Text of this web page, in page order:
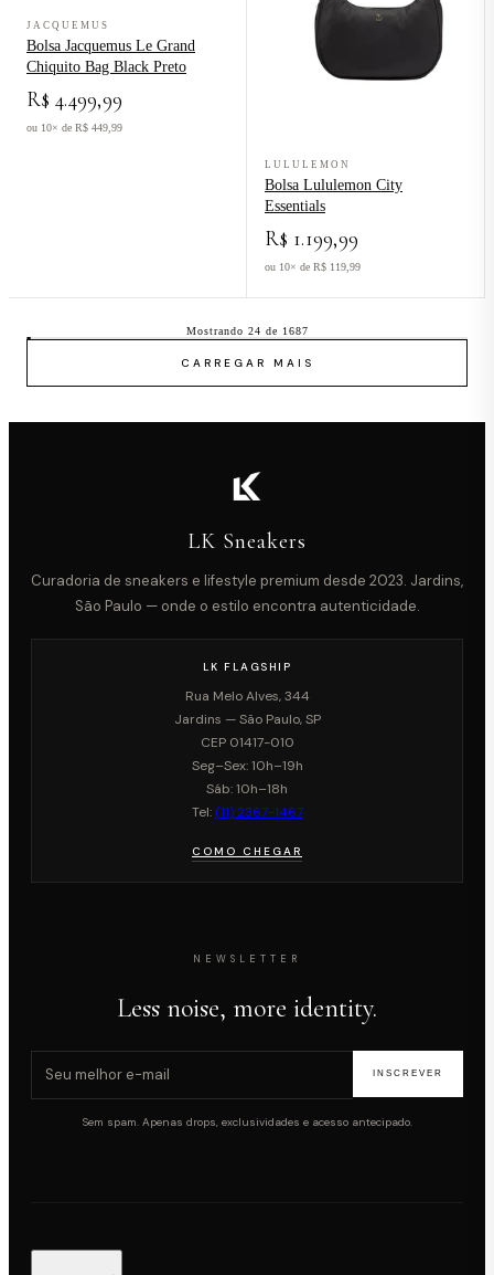
Ver produto Bolsa Jacquemus Le Grand Chiquito Bag Black Preto
JACQUEMUS
Bolsa Jacquemus Le Grand
Chiquito Bag Black Preto
R$ 4.499,99
ou 10× de R$ 449,99
LULULEMON
Bolsa Lululemon City
Essentials
R$ 1.199,99
ou 10× de R$ 119,99
Mostrando 24 de 1687
CARREGAR MAIS
LK Sneakers
Curadoria de sneakers e lifestyle premium desde 2023. Jardins,
São Paulo — onde o estilo encontra autenticidade.
LK FLAGSHIP
Rua Melo Alves, 344
Jardins — São Paulo, SP
CEP 01417-010
Seg–Sex: 10h–19h
Sáb: 10h–18h
Tel: (11) 2367-1467
COMO CHEGAR
NEWSLETTER
Less noise, more identity.
INSCREVER
Sem spam. Apenas drops, exclusividades e acesso antecipado.